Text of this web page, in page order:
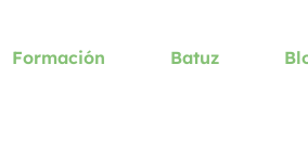
Formación Batuz